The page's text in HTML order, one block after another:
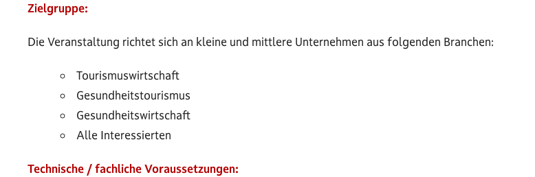
Zielgruppe:
Die Veranstaltung richtet sich an kleine und mittlere Unternehmen aus folgenden Branchen:
Tourismuswirtschaft
Gesundheitstourismus
Gesundheitswirtschaft
Alle Interessierten
Technische / fachliche Voraussetzungen: